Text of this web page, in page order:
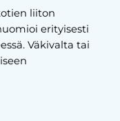
liiton
erityisesti
Väkivalta tai